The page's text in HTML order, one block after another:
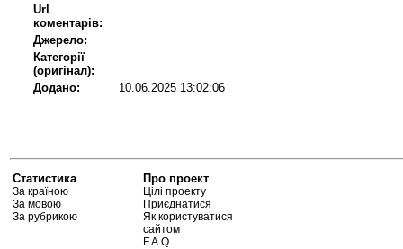
Url
коментарів:
Джерело:
Категорії
(оригінал):
Додано:
10.06.2025 13:02:06
Статистика
За країною
За мовою
За рубрикою
Про проект
Цілі проекту
Приєднатися
Як користуватися
сайтом
F.A.Q.